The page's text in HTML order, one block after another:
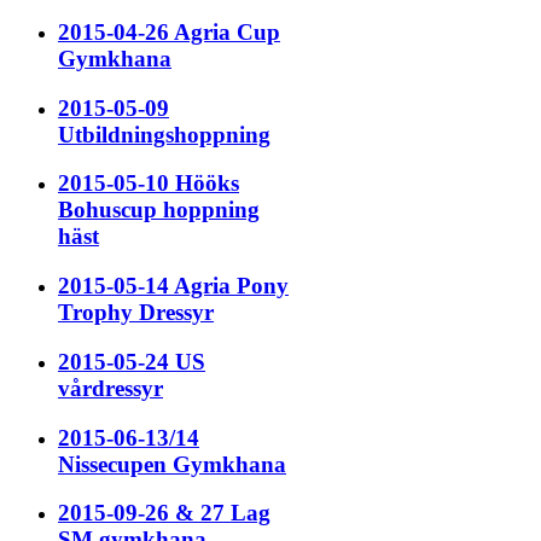
2015-04-26 Agria Cup
Gymkhana
2015-05-09
Utbildningshoppning
2015-05-10 Hööks
Bohuscup hoppning
häst
2015-05-14 Agria Pony
Trophy Dressyr
2015-05-24 US
vårdressyr
2015-06-13/14
Nissecupen Gymkhana
2015-09-26 & 27 Lag